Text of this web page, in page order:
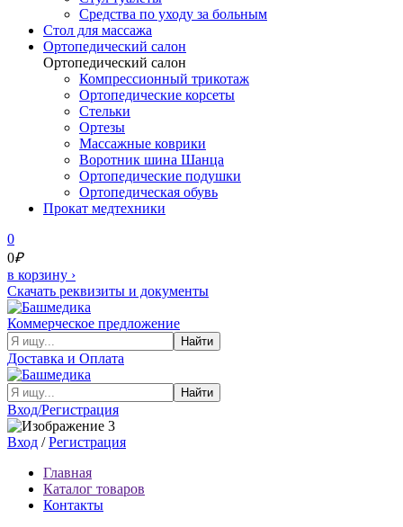
Средства по уходу за больным
Cтол для массажа
Ортопедический салон
Ортопедический салон
Компрессионный трикотаж
Ортопедические корсеты
Стельки
Ортезы
Массажные коврики
Воротник шина Шанца
Ортопедические подушки
Ортопедическая обувь
Прокат медтехники
0
0₽
в корзину ›
Скачать реквизиты и документы
Коммерческое предложение
Найти
Доставка и Оплата
Найти
Вход/Регистрация
Вход /Регистрация
Главная
Каталог товаров
Контакты